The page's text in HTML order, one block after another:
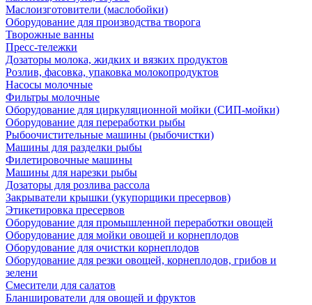
Маслоизготовители (маслобойки)
Оборудование для производства творога
Творожные ванны
Пресс-тележки
Дозаторы молока, жидких и вязких продуктов
Розлив, фасовка, упаковка молокопродуктов
Насосы молочные
Фильтры молочные
Оборудование для циркуляционной мойки (СИП-мойки)
Оборудование для переработки рыбы
Рыбоочистительные машины (рыбочистки)
Машины для разделки рыбы
Филетировочные машины
Машины для нарезки рыбы
Дозаторы для розлива рассола
Закрыватели крышки (укупорщики пресервов)
Этикетировка пресервов
Оборудование для промышленной переработки овощей
Оборудование для мойки овощей и корнеплодов
Оборудование для очистки корнеплодов
Оборудование для резки овощей, корнеплодов, грибов и
зелени
Смесители для салатов
Бланширователи для овощей и фруктов